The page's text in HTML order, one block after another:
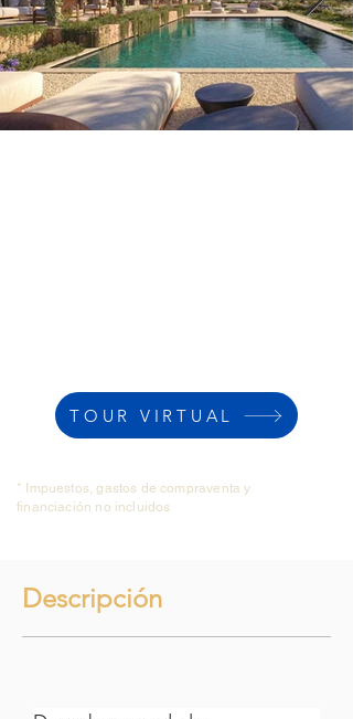
TOUR VIRTUAL
* Impuestos, gastos de compraventa y
financiación no incluidos
Descripción